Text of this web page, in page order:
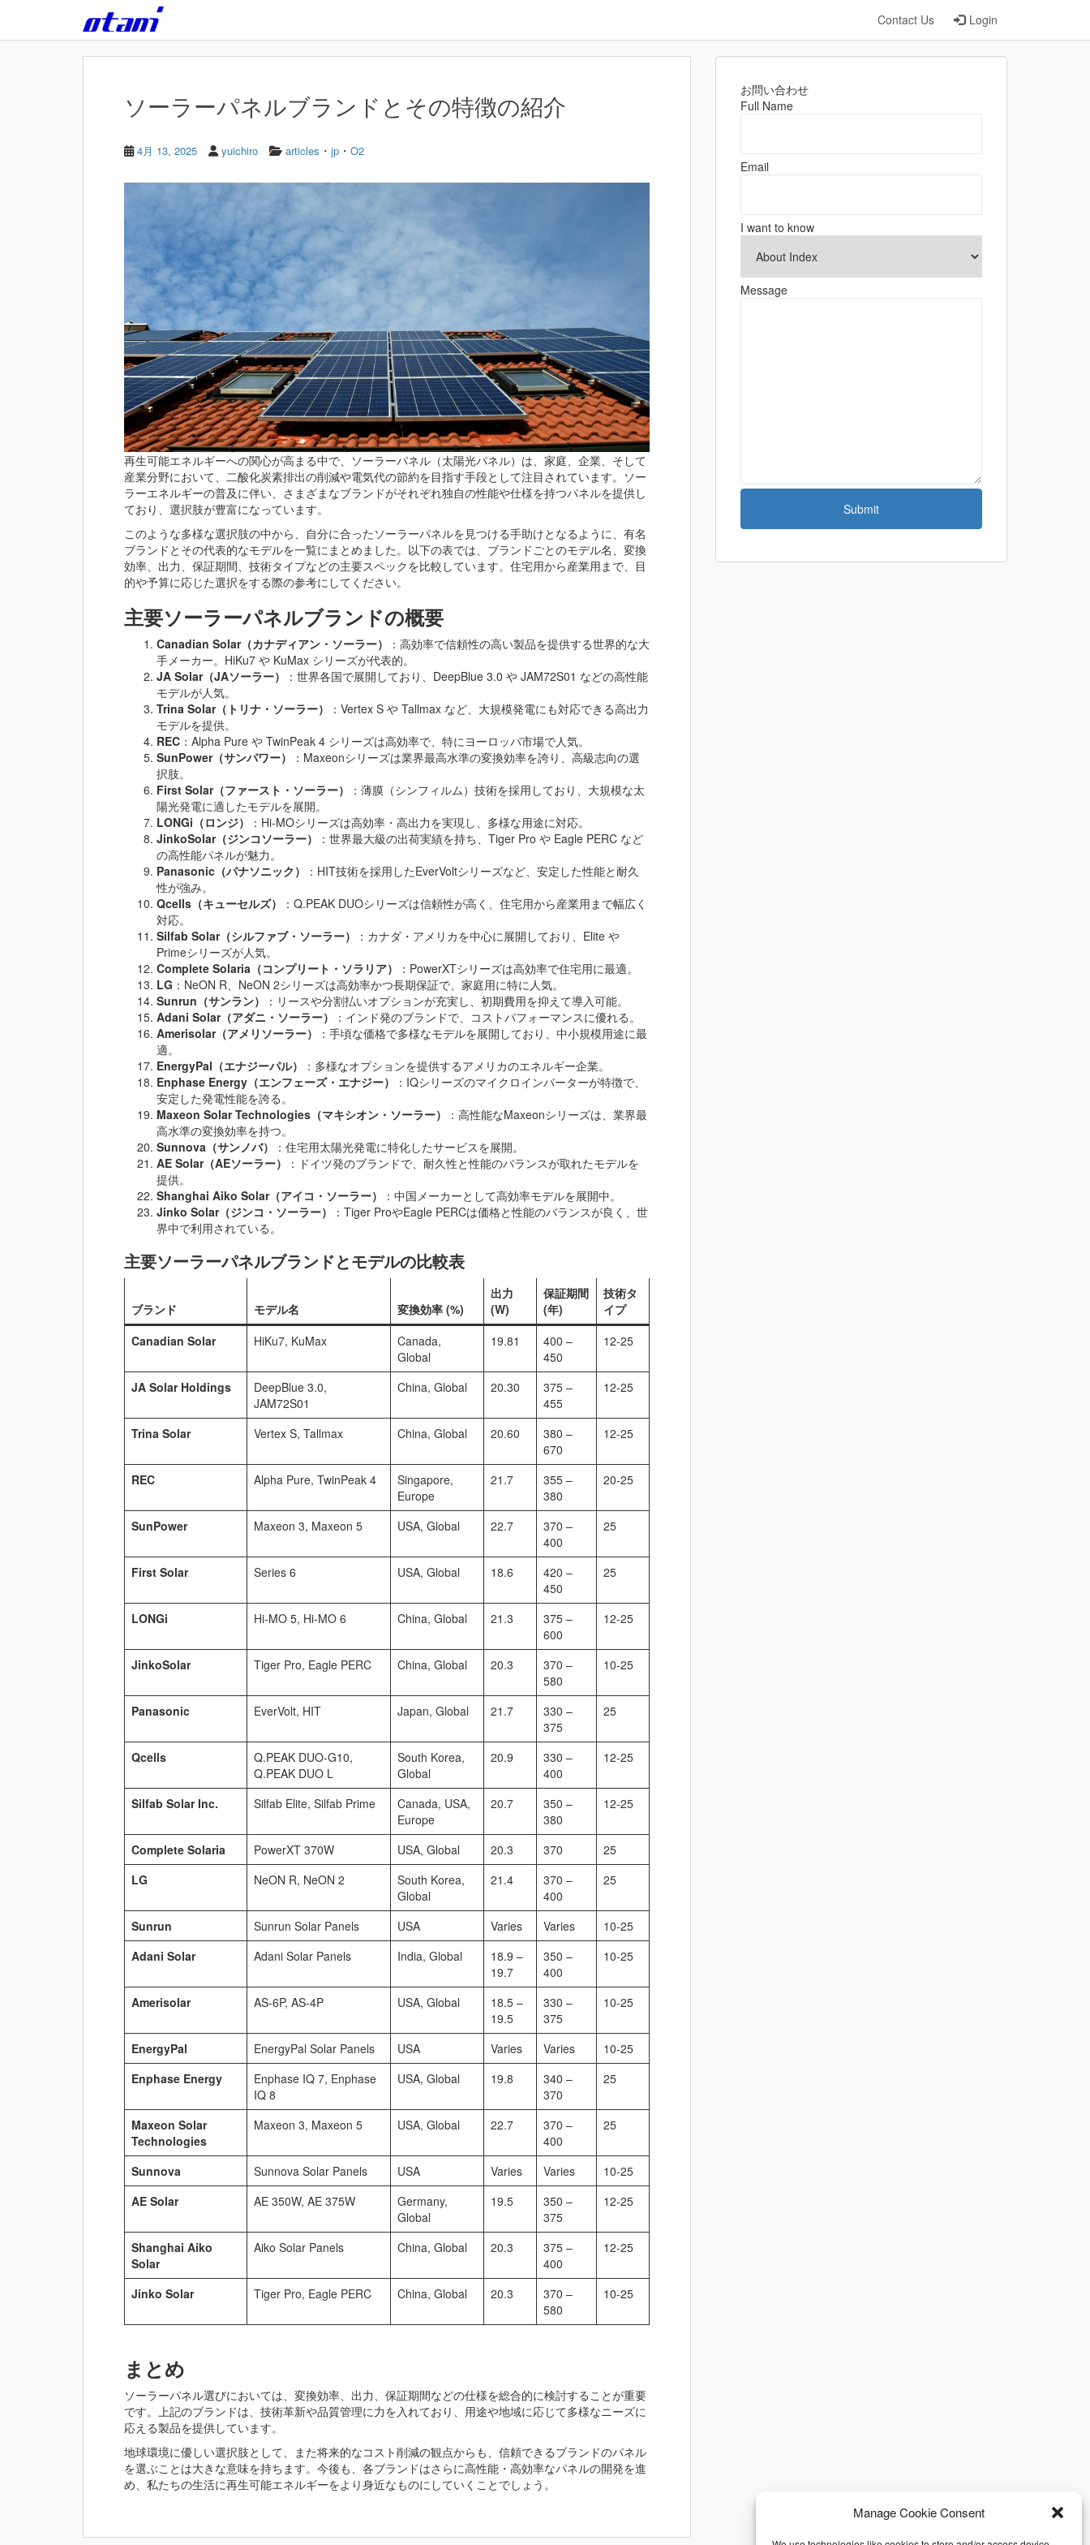
Manage Cookie Consent
Contact Us Login
ソーラーパネルブランドとその特徴の紹介
4月 13, 2025 yuichiro articles ・ jp ・ O2
再生可能エネルギーへの関心が高まる中で、ソーラーパネル（太陽光パネル）は、家庭、企業、そして
産業分野において、二酸化炭素排出の削減や電気代の節約を目指す手段として注目されています。ソー
ラーエネルギーの普及に伴い、さまざまなブランドがそれぞれ独自の性能や仕様を持つパネルを提供し
ており、選択肢が豊富になっています。
このような多様な選択肢の中から、自分に合ったソーラーパネルを見つける手助けとなるように、有名
ブランドとその代表的なモデルを一覧にまとめました。以下の表では、ブランドごとのモデル名、変換
効率、出力、保証期間、技術タイプなどの主要スペックを比較しています。住宅用から産業用まで、目
的や予算に応じた選択をする際の参考にしてください。
主要ソーラーパネルブランドの概要
Canadian Solar（カナディアン・ソーラー）
：高効率で信頼性の高い製品を提供する世界的な大
手メーカー。HiKu7 や KuMax シリーズが代表的。
JA Solar（JAソーラー）
：世界各国で展開しており、DeepBlue 3.0 や JAM72S01 などの高性能
モデルが人気。
Trina Solar（トリナ・ソーラー）
：Vertex S や Tallmax など、大規模発電にも対応できる高出力
モデルを提供。
REC ：Alpha Pure や TwinPeak 4 シリーズは高効率で、特にヨーロッパ市場で人気。
SunPower（サンパワー）
：Maxeonシリーズは業界最高水準の変換効率を誇り、高級志向の選
択肢。
First Solar（ファースト・ソーラー）
：薄膜（シンフィルム）技術を採用しており、大規模な太
陽光発電に適したモデルを展開。
LONGi（ロンジ）
：Hi-MOシリーズは高効率・高出力を実現し、多様な用途に対応。
JinkoSolar（ジンコソーラー）
：世界最大級の出荷実績を持ち、Tiger Pro や Eagle PERC など
の高性能パネルが魅力。
Panasonic（パナソニック）
：HIT技術を採用したEverVoltシリーズなど、安定した性能と耐久
性が強み。
Qcells（キューセルズ）
：Q.PEAK DUOシリーズは信頼性が高く、住宅用から産業用まで幅広く
対応。
Silfab Solar（シルファブ・ソーラー）
：カナダ・アメリカを中心に展開しており、Elite や
Primeシリーズが人気。
Complete Solaria（コンプリート・ソラリア）
：PowerXTシリーズは高効率で住宅用に最適。
LG ：NeON R、NeON 2シリーズは高効率かつ長期保証で、家庭用に特に人気。
Sunrun（サンラン）
：リースや分割払いオプションが充実し、初期費用を抑えて導入可能。
Adani Solar（アダニ・ソーラー）
：インド発のブランドで、コストパフォーマンスに優れる。
Amerisolar（アメリソーラー）
：手頃な価格で多様なモデルを展開しており、中小規模用途に最
適。
EnergyPal（エナジーパル）
：多様なオプションを提供するアメリカのエネルギー企業。
Enphase Energy（エンフェーズ・エナジー）
：IQシリーズのマイクロインバーターが特徴で、
安定した発電性能を誇る。
Maxeon Solar Technologies（マキシオン・ソーラー）
：高性能なMaxeonシリーズは、業界最
高水準の変換効率を持つ。
Sunnova（サンノバ）
：住宅用太陽光発電に特化したサービスを展開。
AE Solar（AEソーラー）
：ドイツ発のブランドで、耐久性と性能のバランスが取れたモデルを
提供。
Shanghai Aiko Solar（アイコ・ソーラー）
：中国メーカーとして高効率モデルを展開中。
Jinko Solar（ジンコ・ソーラー）
：Tiger ProやEagle PERCは価格と性能のバランスが良く、世
界中で利用されている。
主要ソーラーパネルブランドとモデルの比較表
ブランド モデル名 変換効率 (%)
出力
(W)
保証期間
(年)
技術タ
イプ
Canadian Solar
HiKu7, KuMax
Canada,
Global
19.81
400 –
450
12-25
JA Solar Holdings
DeepBlue 3.0,
JAM72S01
China, Global 20.30
375 –
455
12-25
Trina Solar Vertex S, Tallmax China, Global 20.60
380 –
670
12-25
REC Alpha Pure, TwinPeak 4
Singapore,
Europe
21.7
355 –
380
20-25
SunPower Maxeon 3, Maxeon 5 USA, Global 22.7
370 –
400
25
First Solar Series 6 USA, Global 18.6
420 –
450
25
LONGi Hi-MO 5, Hi-MO 6 China, Global 21.3
375 –
600
12-25
JinkoSolar Tiger Pro, Eagle PERC China, Global 20.3
370 –
580
10-25
Panasonic EverVolt, HIT Japan, Global 21.7
330 –
375
25
Qcells
Q.PEAK DUO-G10,
Q.PEAK DUO L
South Korea,
Global
20.9
330 –
400
12-25
Silfab Solar Inc. Silfab Elite, Silfab Prime
Canada, USA,
Europe
20.7
350 –
380
12-25
Complete Solaria PowerXT 370W USA, Global 20.3 370
25
LG
NeON R, NeON 2
South Korea,
Global
21.4
370 –
400
25
Sunrun Sunrun Solar Panels USA Varies Varies
10-25
Adani Solar
Adani Solar Panels India, Global
18.9 –
19.7
350 –
400
10-25
Amerisolar AS-6P, AS-4P USA, Global
18.5 –
19.5
330 –
375
10-25
EnergyPal EnergyPal Solar Panels USA Varies Varies
10-25
Enphase Energy
Enphase IQ 7, Enphase
IQ 8
USA, Global 19.8
340 –
370
25
Maxeon Solar
Technologies
Maxeon 3, Maxeon 5 USA, Global 22.7
370 –
400
25
Sunnova Sunnova Solar Panels USA Varies Varies
10-25
AE Solar
AE 350W, AE 375W
Germany,
Global
19.5
350 –
375
12-25
Shanghai Aiko
Solar
Aiko Solar Panels China, Global 20.3
375 –
400
12-25
Jinko Solar Tiger Pro, Eagle PERC China, Global 20.3
370 –
580
10-25
まとめ
ソーラーパネル選びにおいては、変換効率、出力、保証期間などの仕様を総合的に検討することが重要
です。上記のブランドは、技術革新や品質管理に力を入れており、用途や地域に応じて多様なニーズに
応える製品を提供しています。
地球環境に優しい選択肢として、また将来的なコスト削減の観点からも、信頼できるブランドのパネル
を選ぶことは大きな意味を持ちます。今後も、各ブランドはさらに高性能・高効率なパネルの開発を進
め、私たちの生活に再生可能エネルギーをより身近なものにしていくことでしょう。
お問い合わせ
Full Name
Email
I want to know
Message